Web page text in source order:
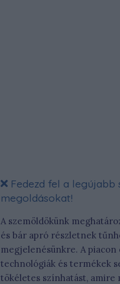
Fedezd fel a legújabb
megoldásokat!
A szemöldökünk
és bár apró részletnek
megjelenésünkre. A piacon
technológiák és termékek
tökéletes színhatást, amire